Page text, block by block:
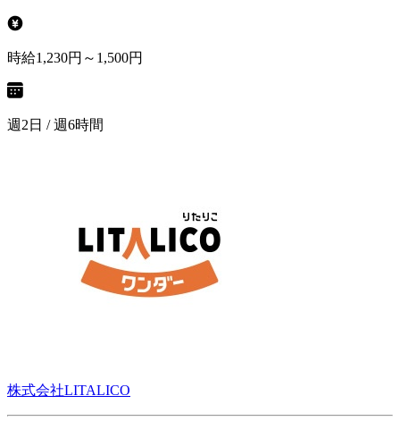
時給1,230円～1,500円
週2日 / 週6時間
株式会社LITALICO